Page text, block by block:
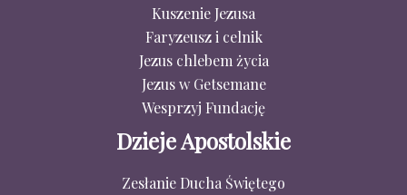
Kuszenie Jezusa
Faryzeusz i celnik
Jezus chlebem życia
Jezus w Getsemane
Wesprzyj Fundację
Dzieje Apostolskie
Zesłanie Ducha Świętego